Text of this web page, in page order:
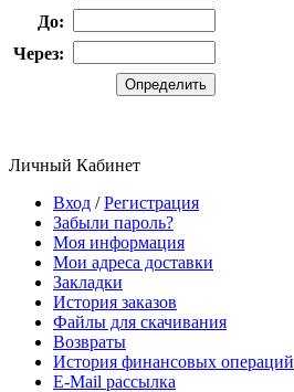
До:
Через:
Личный Кабинет
Вход /Регистрация
Забыли пароль?
Моя информация
Мои адреса доставки
Закладки
История заказов
Файлы для скачивания
Возвраты
История финансовых операций
E-Mail рассылка